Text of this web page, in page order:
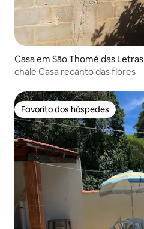
Casa em São Thomé das Letras
chale Casa recanto das flores
Favorito dos hóspedes
Favorito dos hóspedes